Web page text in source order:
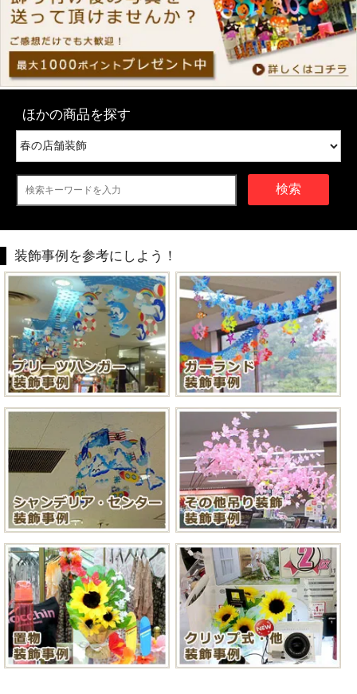
ほかの商品を探す
検索
装飾事例を参考にしよう！